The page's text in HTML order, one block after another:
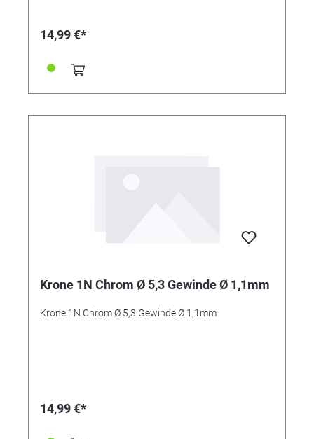
14,99 €*
Krone 1N Chrom Ø 5,3 Gewinde Ø 1,1mm
Krone 1N Chrom Ø 5,3 Gewinde Ø 1,1mm
14,99 €*